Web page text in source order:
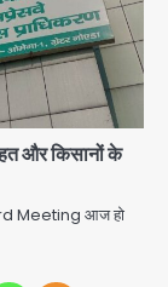
और किसानों के
Meeting आज हो